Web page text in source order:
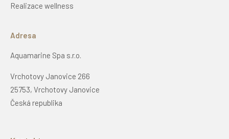
Realizace wellness
Adresa
Aquamarine Spa s.r.o.
Vrchotovy Janovice 266
25753, Vrchotovy Janovice
Česká republika